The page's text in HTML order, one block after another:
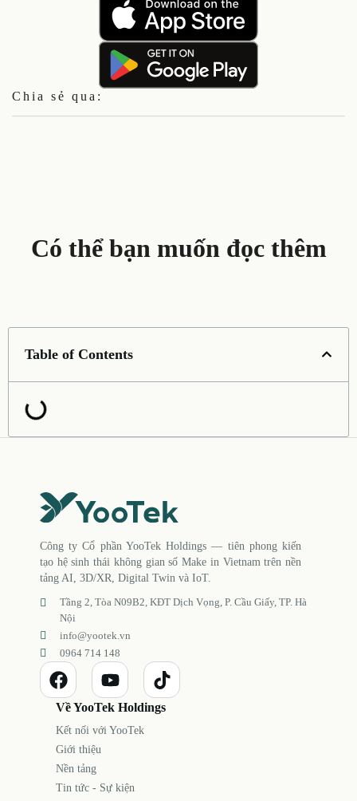
Chia sẻ qua:
Có thể bạn muốn đọc thêm
Table of Contents
Công ty Cổ phần YooTek Holdings — tiên phong kiến
tạo hệ sinh thái không gian số Make in Vietnam trên nền
tảng AI, 3D/XR, Digital Twin và IoT.
Tầng 2, Tòa N09B2, KĐT Dịch Vọng, P. Cầu Giấy, TP. Hà
Nội
info@yootek.vn
0964 714 148
Về YooTek Holdings
Kết nối với YooTek
Giới thiệu
Nền tảng
Tin tức - Sự kiện